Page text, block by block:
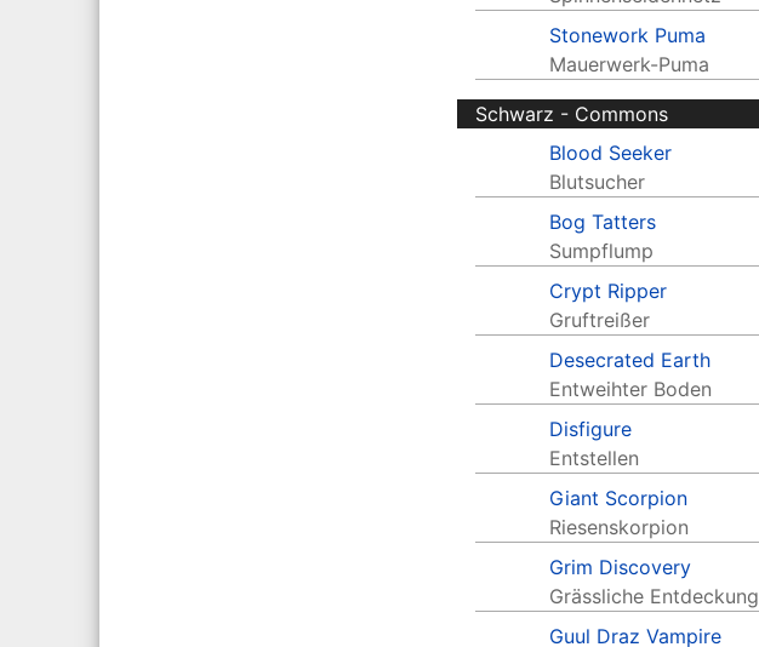
Stonework Puma
Mauerwerk-Puma
Schwarz - Commons
Blood Seeker
Blutsucher
Bog Tatters
Sumpflump
Crypt Ripper
Gruftreißer
Desecrated Earth
Entweihter Boden
Disfigure
Entstellen
Giant Scorpion
Riesenskorpion
Grim Discovery
Grässliche Entdeckung
Guul Draz Vampire